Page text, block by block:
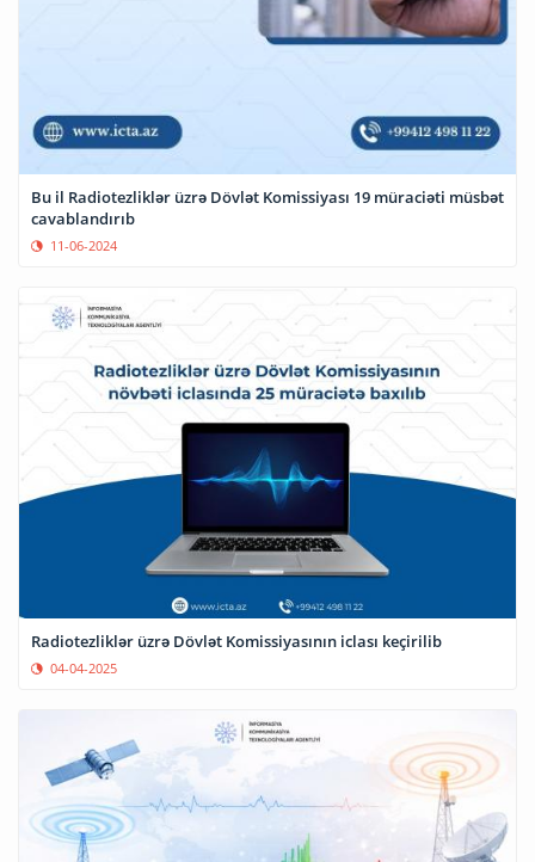
Bu il Radiotezliklər üzrə Dövlət Komissiyası 19 müraciəti müsbət
cavablandırıb
11-06-2024
Radiotezliklər üzrə Dövlət Komissiyasının iclası keçirilib
04-04-2025